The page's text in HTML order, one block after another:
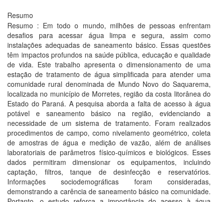
Resumo
Resumo : Em todo o mundo, milhões de pessoas enfrentam
desafios para acessar água limpa e segura, assim como
instalações adequadas de saneamento básico. Essas questões
têm impactos profundos na saúde pública, educação e qualidade
de vida. Este trabalho apresenta o dimensionamento de uma
estação de tratamento de água simplificada para atender uma
comunidade rural denominada de Mundo Novo do Saquarema,
localizada no município de Morretes, região da costa litorânea do
Estado do Paraná. A pesquisa aborda a falta de acesso à água
potável e saneamento básico na região, evidenciando a
necessidade de um sistema de tratamento. Foram realizados
procedimentos de campo, como nivelamento geométrico, coleta
de amostras de água e medição de vazão, além de análises
laboratoriais de parâmetros físico-químicos e biológicos. Esses
dados permitiram dimensionar os equipamentos, incluindo
captação, filtros, tanque de desinfecção e reservatórios.
Informações sociodemográficas foram consideradas,
demonstrando a carência de saneamento básico na comunidade.